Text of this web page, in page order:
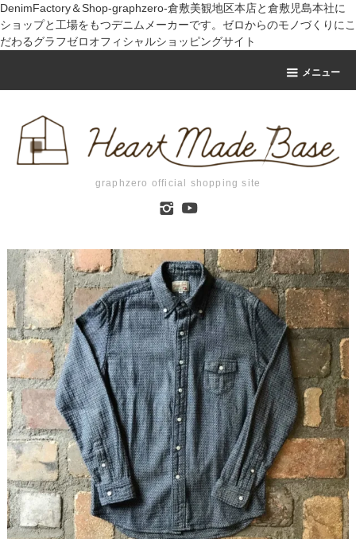
DenimFactory＆Shop-graphzero-倉敷美観地区本店と倉敷児島本社に
ショップと工場をもつデニムメーカーです。ゼロからのモノづくりにこ
だわるグラフゼロオフィシャルショッピングサイト
メニュー
graphzero official shopping site